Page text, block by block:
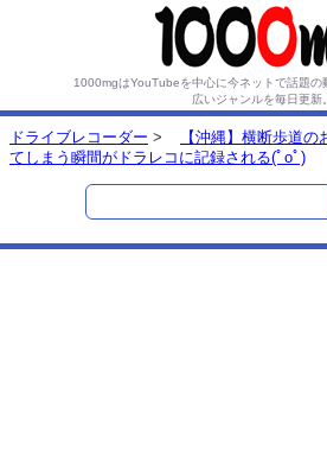
1000mgはYouTubeを中心に今ネットで話題の
広いジャンルを毎日更新。
ドライブレコーダー >
【沖縄】横断歩道
てしまう瞬間がドラレコに記録される(ﾟoﾟ)